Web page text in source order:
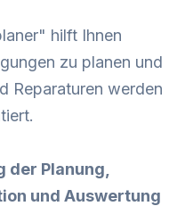
hilft Ihnen
zu planen und
Reparaturen werden
Planung,
und Auswertung